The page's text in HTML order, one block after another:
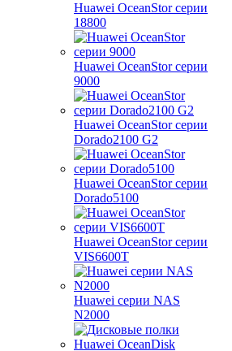
Huawei OceanStor серии
18800
Huawei OceanStor серии
9000
Huawei OceanStor серии
Dorado2100 G2
Huawei OceanStor серии
Dorado5100
Huawei OceanStor серии
VIS6600T
Huawei серии NAS
N2000